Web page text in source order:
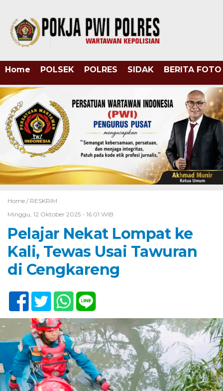
Home POLSEK POLRES SIDAK BERITA FOTO
Home / RESKRIM
Minggu, 12 Oktober 2025 - 16:01 WIB
Pelajar Nekat Lompat ke
Kali, Tewas Usai Tawuran
di Cengkareng